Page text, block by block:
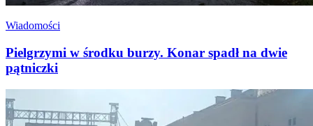
Wiadomości
Pielgrzymi w środku burzy. Konar spadł na dwie
pątniczki